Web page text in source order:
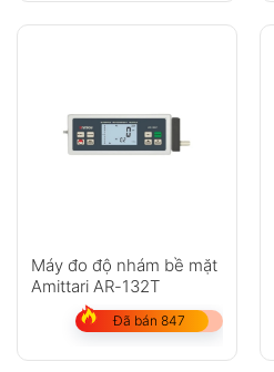
Máy đo độ nhám bề mặt
Amittari AR-132T
Đã bán 847